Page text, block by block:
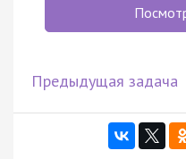
Предыдущая задача